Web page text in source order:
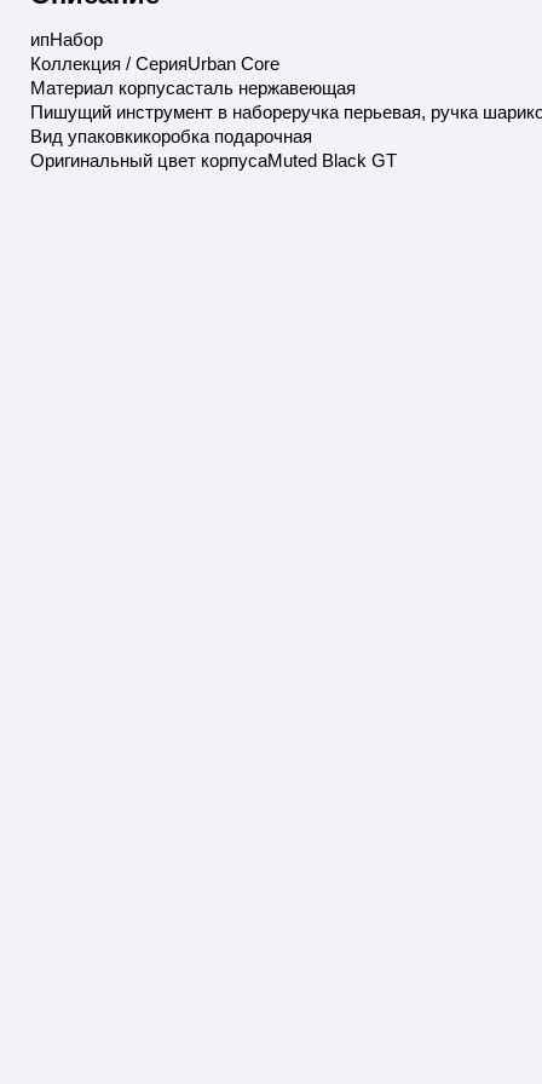
ипНабор
Коллекция / СерияUrban Core
Материал корпусасталь нержавеющая
Пишущий инструмент в набореручка перьевая, ручка
Вид упаковкикоробка подарочная
Оригинальный цвет корпусаMuted Black GT